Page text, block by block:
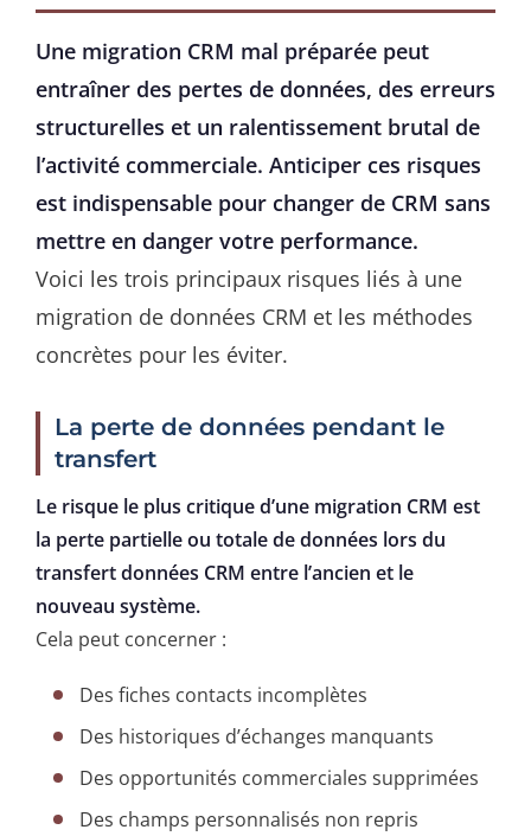
Une migration CRM mal préparée peut
entraîner des pertes de données, des erreurs
structurelles et un ralentissement brutal de
l’activité commerciale. Anticiper ces risques
est indispensable pour changer de CRM sans
mettre en danger votre performance.
Voici les trois principaux risques liés à une
migration de données CRM et les méthodes
concrètes pour les éviter.
La perte de données pendant le
transfert
Le risque le plus critique d’une migration CRM est
la perte partielle ou totale de données lors du
transfert données CRM entre l’ancien et le
nouveau système.
Cela peut concerner :
Des fiches contacts incomplètes
Des historiques d’échanges manquants
Des opportunités commerciales supprimées
Des champs personnalisés non repris